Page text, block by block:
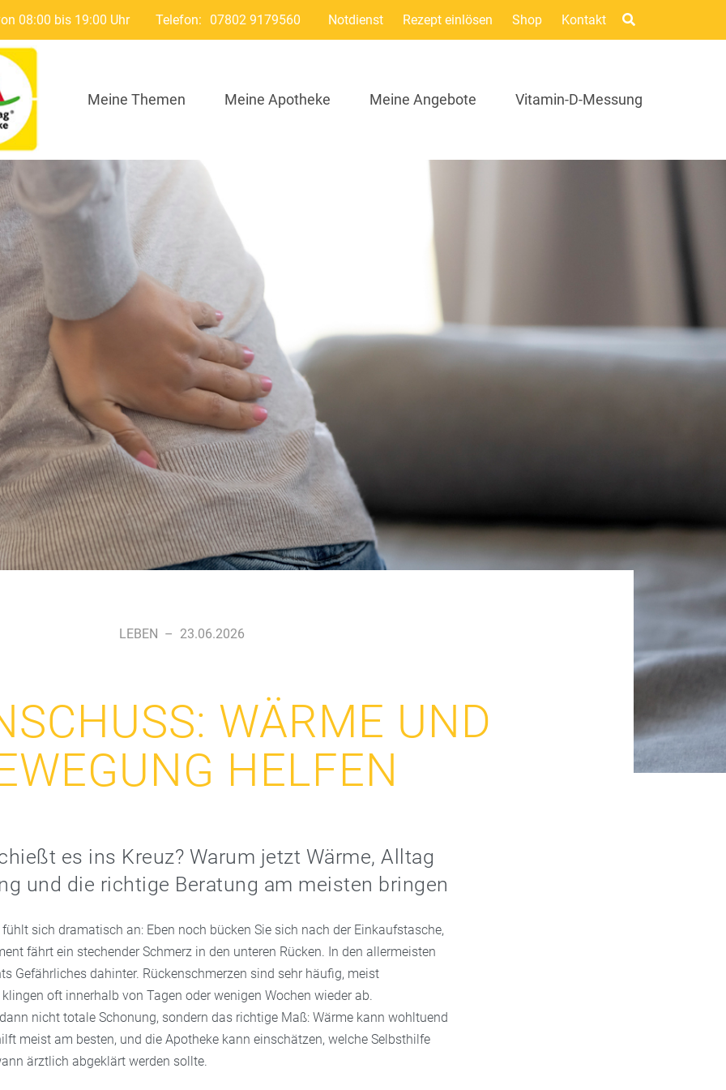
08:00 bis 19:00 Uhr Telefon: 07802 9179560 Notdienst Rezept einlösen Shop Kontakt
Meine Themen Meine Apotheke Meine Angebote Vitamin-D-Messung
LEBEN – 23.06.2026
WÄRME UND
HELFEN
es ins Kreuz? Warum jetzt Wärme, Alltag
und die richtige Beratung am meisten bringen
sich dramatisch an: Eben noch bücken Sie sich nach der Einkaufstasche,
fährt ein stechender Schmerz in den unteren Rücken. In den allermeisten
Gefährliches dahinter. Rückenschmerzen sind sehr häufig, meist
oft innerhalb von Tagen oder wenigen Wochen wieder ab.
nicht totale Schonung, sondern das richtige Maß: Wärme kann wohltuend
meist am besten, und die Apotheke kann einschätzen, welche Selbsthilfe
ärztlich abgeklärt werden sollte.